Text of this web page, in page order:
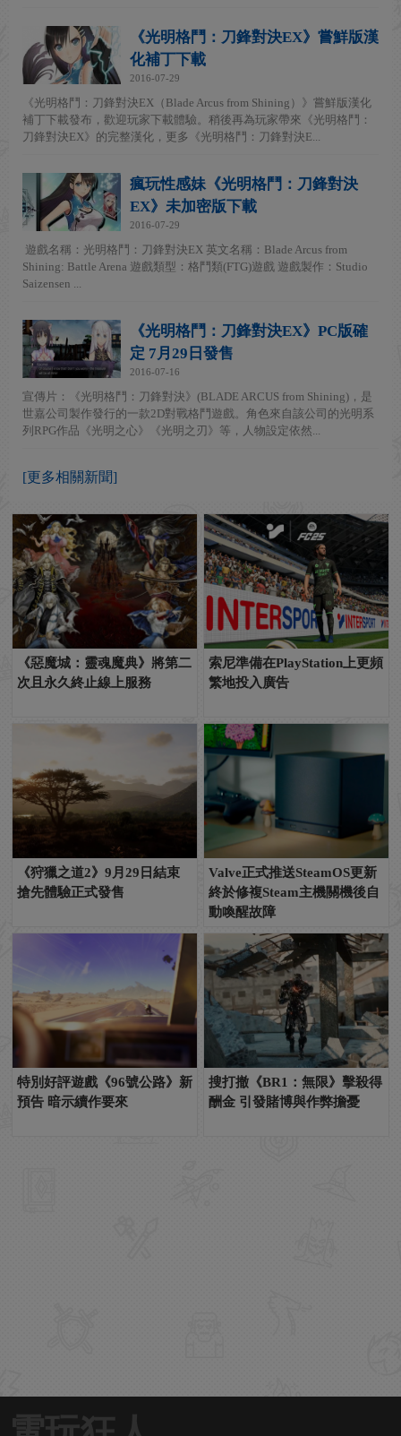
《光明格鬥：刀鋒對決EX》嘗鮮版漢
化補丁下載
2016-07-29
《光明格鬥：刀鋒對決EX（Blade Arcus from Shining）》嘗鮮版漢化
補丁下載發布，歡迎玩家下載體驗。稍後再為玩家帶來《光明格鬥：
刀鋒對決EX》的完整漢化，更多《光明格鬥：刀鋒對決E...
瘋玩性感妹《光明格鬥：刀鋒對決
EX》未加密版下載
2016-07-29
遊戲名稱：光明格鬥：刀鋒對決EX 英文名稱：Blade Arcus from
Shining: Battle Arena 遊戲類型：格鬥類(FTG)遊戲 遊戲製作：Studio
Saizensen ...
《光明格鬥：刀鋒對決EX》PC版確
定 7月29日發售
2016-07-16
宣傳片：《光明格鬥：刀鋒對決》(BLADE ARCUS from Shining)，是
世嘉公司製作發行的一款2D對戰格鬥遊戲。角色來自該公司的光明系
列RPG作品《光明之心》《光明之刃》等，人物設定依然...
[更多相關新聞]
《惡魔城：靈魂魔典》將第二
次且永久終止線上服務
索尼準備在PlayStation上更頻
繁地投入廣告
《狩獵之道2》9月29日結束
搶先體驗正式發售
Valve正式推送SteamOS更新
終於修複Steam主機關機後自
動喚醒故障
特別好評遊戲《96號公路》新
預告 暗示續作要來
搜打撤《BR1：無限》擊殺得
酬金 引發賭博與作弊擔憂